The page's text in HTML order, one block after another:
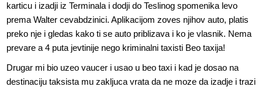
karticu i izadji iz Terminala i dodji do Teslinog spomenika levo
prema Walter cevabdzinici. Aplikacijom zoves njihov auto, platis
preko nje i gledas kako ti se auto priblizava i ko je vlasnik. Nema
prevare a 4 puta jevtinije nego kriminalni taxisti Beo taxija!
Drugar mi bio uzeo vaucer i usao u beo taxi i kad je dosao na
destinaciju taksista mu zakljuca vrata da ne moze da izadje i trazi